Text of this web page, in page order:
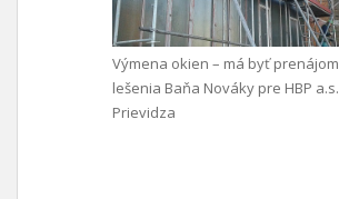
Výmena okien – má byť prenájom
lešenia Baňa Nováky pre HBP a.s.
Prievidza